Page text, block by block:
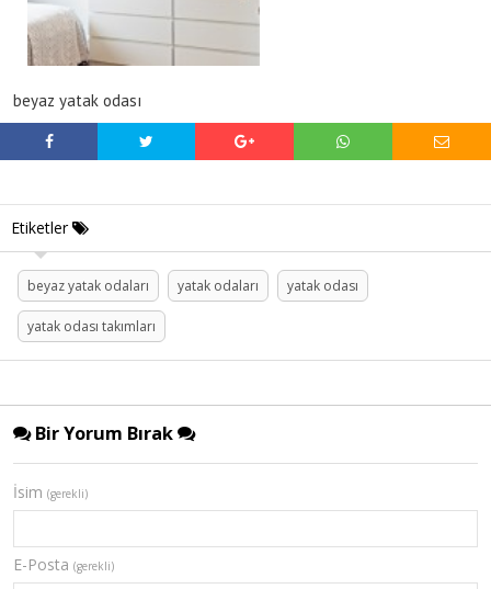
beyaz yatak odası
Etiketler
beyaz yatak odaları yatak odaları yatak odası
yatak odası takımları
Bir Yorum Bırak
İsim (gerekli)
E-Posta (gerekli)